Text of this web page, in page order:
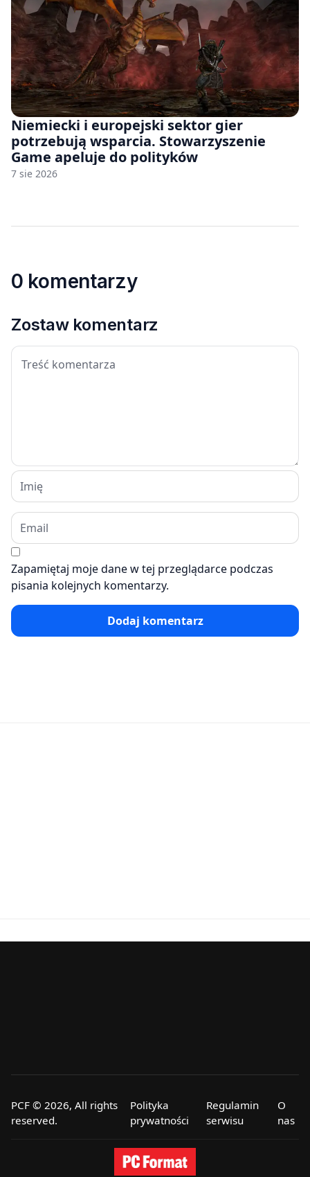
Niemiecki i europejski sektor gier
potrzebują wsparcia. Stowarzyszenie
Game apeluje do polityków
7 sie 2026
0 komentarzy
Zostaw komentarz
Zapamiętaj moje dane w tej przeglądarce podczas
pisania kolejnych komentarzy.
Dodaj komentarz
PCF © 2026, All rights
reserved.
Polityka
prywatności
Regulamin
serwisu
O
nas